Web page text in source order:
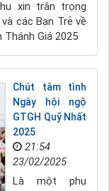
xin trân trọng
các Bạn Trẻ về
Thánh Giá 2025
Chút tâm tình
Ngày hội ngộ
GTGH Quỹ Nhất
2025
21:54
23/02/2025
Là một phụ